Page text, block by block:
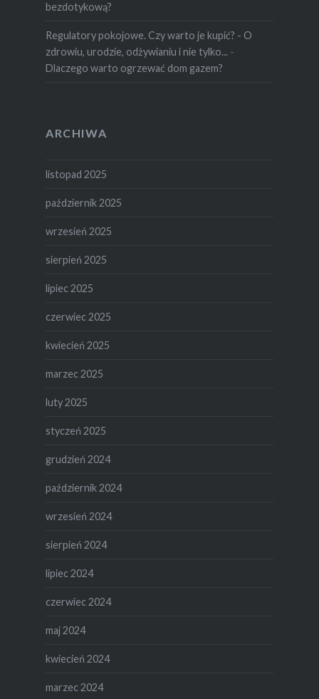
bezdotykową?
Regulatory pokojowe. Czy warto je kupić? - O
zdrowiu, urodzie, odżywianiu i nie tylko... -
Dlaczego warto ogrzewać dom gazem?
ARCHIWA
listopad 2025
październik 2025
wrzesień 2025
sierpień 2025
lipiec 2025
czerwiec 2025
kwiecień 2025
marzec 2025
luty 2025
styczeń 2025
grudzień 2024
październik 2024
wrzesień 2024
sierpień 2024
lipiec 2024
czerwiec 2024
maj 2024
kwiecień 2024
marzec 2024